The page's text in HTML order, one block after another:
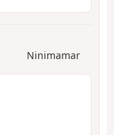
Ninimamar